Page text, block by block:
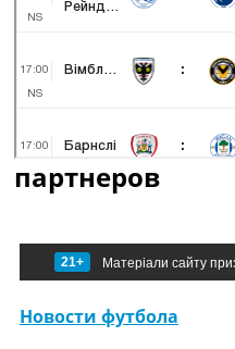
партнеров
21+ Матеріали сайту
Новости футбола